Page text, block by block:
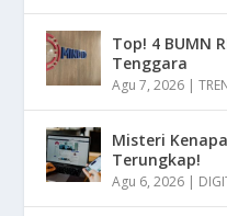
Top! 4 BUMN
Tenggara
Agu 7, 2026 |
Misteri
Terungkap!
Agu 6, 2026 |